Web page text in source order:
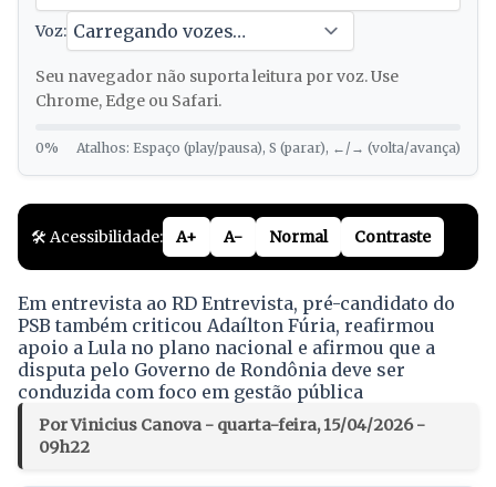
Voz:
Seu navegador não suporta leitura por voz. Use
Chrome, Edge ou Safari.
0% Atalhos: Espaço (play/pausa), S (parar), ←/→ (volta/avança)
🛠️ Acessibilidade: A+ A- Normal Contraste
Em entrevista ao RD Entrevista, pré-candidato do
PSB também criticou Adaílton Fúria, reafirmou
apoio a Lula no plano nacional e afirmou que a
disputa pelo Governo de Rondônia deve ser
conduzida com foco em gestão pública
Por Vinicius Canova - quarta-feira, 15/04/2026 -
09h22